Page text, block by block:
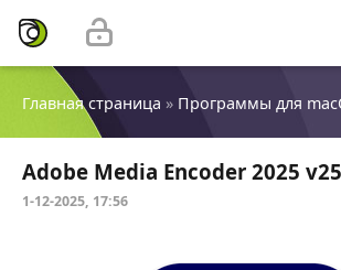
Главная страница » Программы для
Adobe Media Encoder 2025
1-12-2025, 17:56